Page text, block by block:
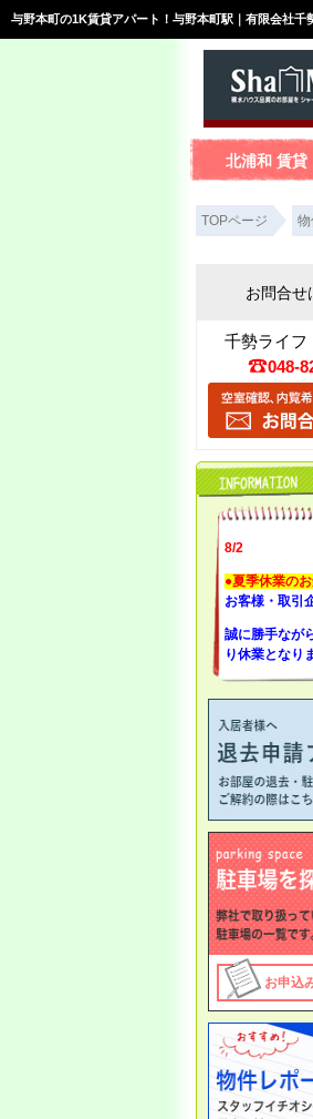
与野本町の1K賃貸アパート！与野本町駅｜有限会社千
北浦和 賃
TOPページ
お問合せ
千勢ライ
048-
8/2
●夏季休業の
お客様・取
誠に勝手なが
り休業となり
（日）は夏季
きます。
8月17日（月
常営業となり
4/27 ●ゴール
暇のお知らせ●
お客様・取
誠に勝手なが
休業となりま
5/2（土） ～
5/7(木）より
す。
12/23
お申込